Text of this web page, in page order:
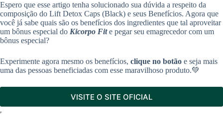
Espero que esse artigo tenha solucionado sua dúvida a respeito da
composição do Lift Detox Caps (Black) e seus Benefícios. Agora que
você já sabe quais são os benefícios dos ingredientes que tal aproveitar
um bônus especial do Kicorpo Fite pegar seu emagrecedor com um
bônus especial?
Experimente agora mesmo os benefícios, clique no botão e seja mais
uma das pessoas beneficiadas com esse maravilhoso produto.💚
VISITE O SITE OFICIAL